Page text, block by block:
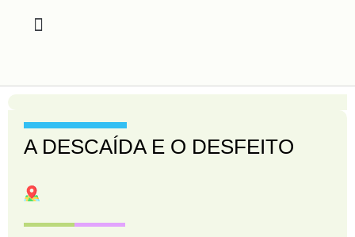
A DESCAÍDA E O DESFEITO